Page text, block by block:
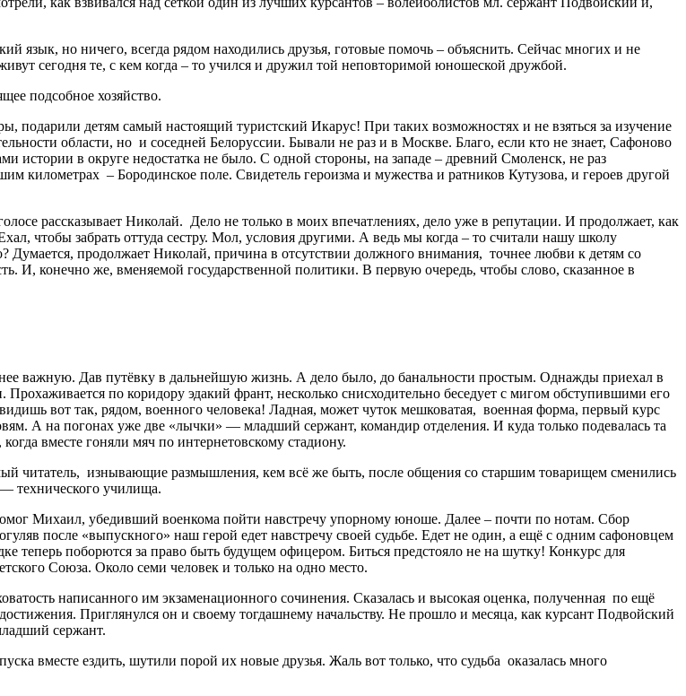
но ничего, всегда рядом находились друзья, готовые помочь – объяснить. Сейчас многих и не
сегодня те, с кем когда – то учился и дружил той неповторимой юношеской дружбой.
подсобное хозяйство.
подарили детям самый настоящий туристский Икарус! При таких возможностях и не взяться за изучение
области, но и соседней Белоруссии. Бывали не раз и в Москве. Благо, если кто не знает, Сафоново
истории в округе недостатка не было. С одной стороны, на западе – древний Смоленск, не раз
километрах – Бородинское поле. Свидетель героизма и мужества и ратников Кутузова, и героев другой
рассказывает Николай. Дело не только в моих впечатлениях, дело уже в репутации. И продолжает, как
чтобы забрать оттуда сестру. Мол, условия другими. А ведь мы когда – то считали нашу школу
Думается, продолжает Николай, причина в отсутствии должного внимания, точнее любви к детям со
И, конечно же, вменяемой государственной политики. В первую очередь, чтобы слово, сказанное в
важную. Дав путёвку в дальнейшую жизнь. А дело было, до банальности простым. Однажды приехал в
по коридору эдакий франт, несколько снисходительно беседует с мигом обступившими его
вот так, рядом, военного человека! Ладная, может чуток мешковатая, военная форма, первый курс
А на погонах уже две «лычки» — младший сержант, командир отделения. И куда только подевалась та
вместе гоняли мяч по интернетовскому стадиону.
читатель, изнывающие размышления, кем всё же быть, после общения со старшим товарищем сменились
технического училища.
Михаил, убедивший военкома пойти навстречу упорному юноше. Далее – почти по нотам. Сбор
после «выпускного» наш герой едет навстречу своей судьбе. Едет не один, а ещё с одним сафоновцем
поборются за право быть будущем офицером. Биться предстояло не на шутку! Конкурс для
Союза. Около семи человек и только на одно место.
написанного им экзаменационного сочинения. Сказалась и высокая оценка, полученная по ещё
Приглянулся он и своему тогдашнему начальству. Не прошло и месяца, как курсант Подвойский
сержант.
вместе ездить, шутили порой их новые друзья. Жаль вот только, что судьба оказалась много